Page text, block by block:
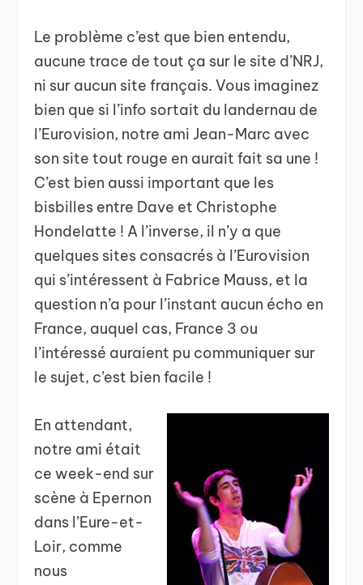
Le problème c’est que bien entendu,
aucune trace de tout ça sur le site d’NRJ,
ni sur aucun site français. Vous imaginez
bien que si l’info sortait du landernau de
l’Eurovision, notre ami Jean-Marc avec
son site tout rouge en aurait fait sa une !
C’est bien aussi important que les
bisbilles entre Dave et Christophe
Hondelatte ! A l’inverse, il n’y a que
quelques sites consacrés à l’Eurovision
qui s’intéressent à Fabrice Mauss, et la
question n’a pour l’instant aucun écho en
France, auquel cas, France 3 ou
l’intéressé auraient pu communiquer sur
le sujet, c’est bien facile !
En attendant,
notre ami était
ce week-end sur
scène à Epernon
dans l’Eure-et-
Loir, comme
nous